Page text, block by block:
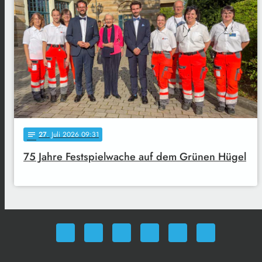
notes 27. Juli 2026 09:31
75 Jahre Festspielwache auf dem Grünen Hügel